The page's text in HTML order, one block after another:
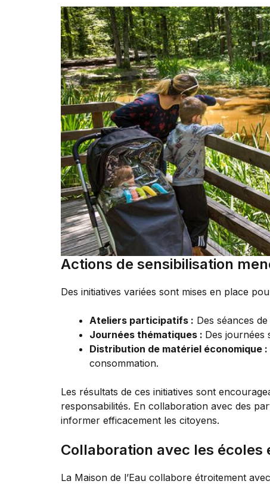
Actions de sensibilisation
Des initiatives variées sont mises en place
Ateliers participatifs : Des séances
Journées thématiques : Des journées
Distribution de matériel économique :
consommation.
Les résultats de ces initiatives sont
responsabilités. En collaboration avec des
informer efficacement les citoyens.
Collaboration avec les
La Maison de l’Eau collabore étroitement